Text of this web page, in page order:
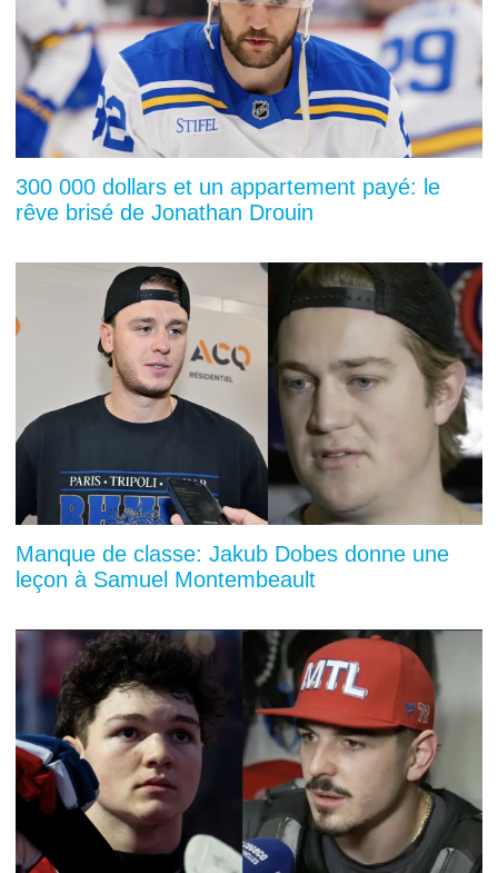
300 000 dollars et un appartement payé: le
rêve brisé de Jonathan Drouin
Manque de classe: Jakub Dobes donne une
leçon à Samuel Montembeault